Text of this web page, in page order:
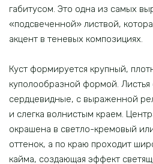
габитусом. Это одна из самых
«подсвеченной» листвой,
акцент в теневых композициях.
Куст формируется крупный,
куполообразной формой.
сердцевидные, с выраженной
и слегка волнистым краем.
окрашена в светло-кремовый
оттенок, а по краю проходит
кайма, создающая эффект